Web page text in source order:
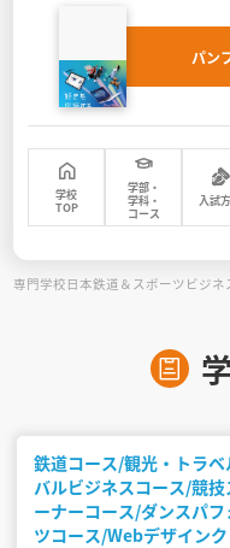
お役立ち情
見学会WEB手
アンケート
パン
学校
TOP
学部・
学科・
コース
入試
専門学校日本鉄道＆スポーツビジ
鉄道コース/観光・トラ
バルビジネスコース/競
ーナーコース/ダンスパ
ツコース/Webデザイン